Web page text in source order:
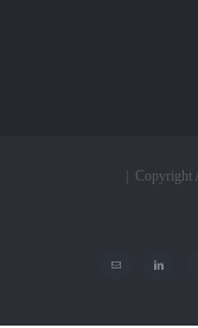
LinkedIn
پست